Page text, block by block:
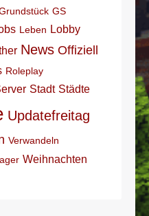
GS
Leben Lobby
News Offiziell
Roleplay
Stadt Städte
Updatefreitag
Verwandeln
Weihnachten